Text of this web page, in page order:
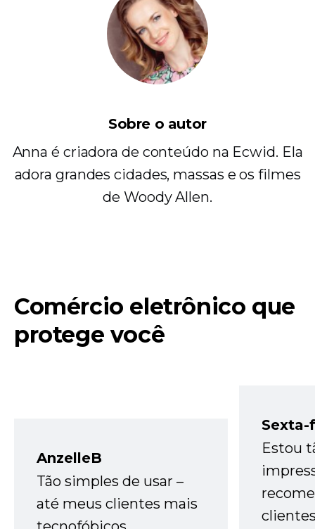
Sobre o autor
Anna é criadora de conteúdo na Ecwid. Ela
adora grandes cidades, massas e os filmes
de Woody Allen.
Comércio eletrônico que
protege você
AnzelleB
Tão simples de usar –
até meus clientes mais
Sexta-
Estou